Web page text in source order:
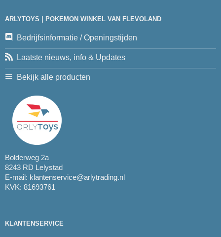
ARLYTOYS | POKEMON WINKEL VAN FLEVOLAND
Bedrijfsinformatie / Openingstijden
Laatste nieuws, info & Updates
Bekijk alle producten
Bolderweg 2a
8243 RD Lelystad
E-mail: klantenservice@arlytrading.nl
KVK: 81693761
KLANTENSERVICE